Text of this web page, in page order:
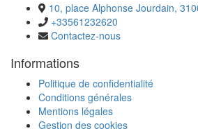
10, place Alphonse Jourdain,
+33561232620
Contactez-nous
Informations
Politique de confidentialité
Conditions générales
Mentions légales
Gestion des cookies